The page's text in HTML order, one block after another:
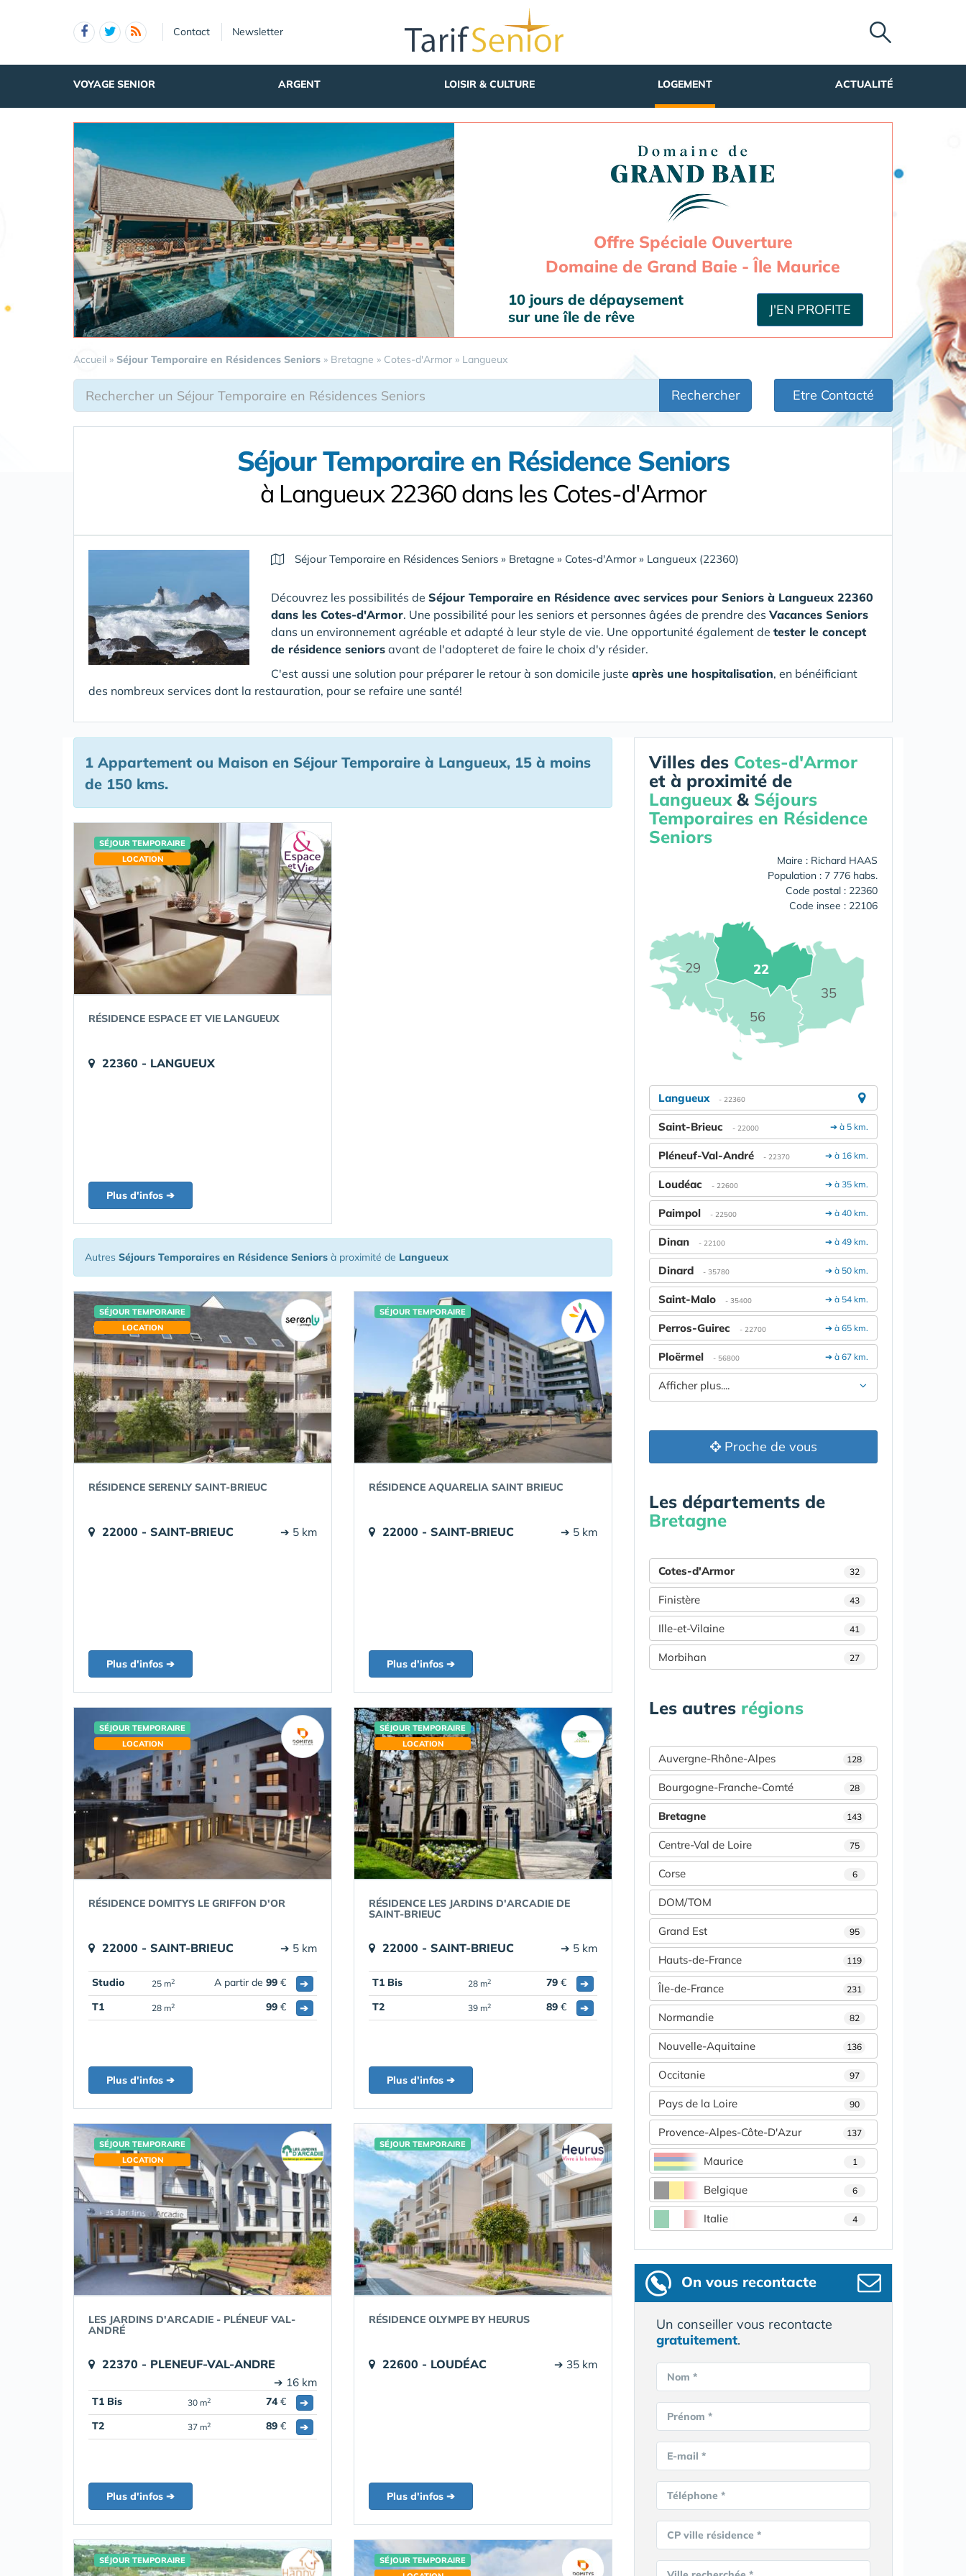
Contact Newsletter
VOYAGE SENIOR ARGENT LOISIR & CULTURE LOGEMENT ACTUALITÉ
Offre Spéciale Ouverture
Domaine de Grand Baie - Île Maurice
J'EN PROFITE
10 jours de dépaysement
sur une île de rêve
Accueil » Séjour Temporaire en Résidences Seniors » Bretagne » Cotes-d'Armor » Langueux
Rechercher Etre Contacté
Séjour Temporaire en Résidence Seniors
à Langueux 22360 dans les Cotes-d'Armor
Séjour Temporaire en Résidences Seniors » Bretagne » Cotes-d'Armor» Langueux (22360)
Découvrez les possibilités de Séjour Temporaire en Résidence avec services pour Seniors à Langueux 22360
dans les Cotes-d'Armor. Une possibilité pour les seniors et personnes âgées de prendre des Vacances Seniors
dans un environnement agréable et adapté à leur style de vie. Une opportunité également de tester le concept
de résidence seniors avant de l'adopteret de faire le choix d'y résider.
C'est aussi une solution pour préparer le retour à son domicile juste après une hospitalisation, en bénéificiant
des nombreux services dont la restauration, pour se refaire une santé!
1 Appartement ou Maison en Séjour Temporaire à Langueux, 15 à moins
de 150 kms.
SÉJOUR TEMPORAIRE
LOCATION
RÉSIDENCE ESPACE ET VIE LANGUEUX
22360 - LANGUEUX
Plus d'infos ➔
Autres Séjours Temporaires en Résidence Seniors à proximité de Langueux
SÉJOUR TEMPORAIRE
LOCATION
RÉSIDENCE SERENLY SAINT-BRIEUC
22000 - SAINT-BRIEUC ➔ 5 km
Plus d'infos ➔
SÉJOUR TEMPORAIRE
RÉSIDENCE AQUARELIA SAINT BRIEUC
22000 - SAINT-BRIEUC ➔ 5 km
Plus d'infos ➔
SÉJOUR TEMPORAIRE
LOCATION
RÉSIDENCE DOMITYS LE GRIFFON D'OR
22000 - SAINT-BRIEUC ➔ 5 km
Studio 25 m2 A partir de 99 €
➔
T1
28 m2 99 € ➔
Plus d'infos ➔
SÉJOUR TEMPORAIRE
LOCATION
RÉSIDENCE LES JARDINS D'ARCADIE DE
SAINT-BRIEUC
22000 - SAINT-BRIEUC ➔ 5 km
T1 Bis 28 m2 79 €
➔
T2
39 m2 89 € ➔
Plus d'infos ➔
SÉJOUR TEMPORAIRE
LOCATION
LES JARDINS D'ARCADIE - PLÉNEUF VAL-
ANDRÉ
22370 - PLENEUF-VAL-ANDRE
➔ 16 km
T1 Bis 30 m2 74€
➔
T2
37 m2 89 € ➔
Plus d'infos ➔
SÉJOUR TEMPORAIRE
RÉSIDENCE OLYMPE BY HEURUS
22600 - LOUDÉAC ➔ 35 km
Plus d'infos ➔
SÉJOUR TEMPORAIRE
SÉJOUR TEMPORAIRE
Villes des Cotes-d'Armor
et à proximité de
Langueux& Séjours
Temporaires en Résidence
Seniors
Maire : Richard HAAS
Population : 7 776 habs.
Code postal : 22360
Code insee : 22106
22
29
35
56
Langueux - 22360
➔ à 5 km.
Saint-Brieuc - 22000
➔ à 16 km.
Pléneuf-Val-André - 22370
➔ à 35 km.
Loudéac - 22600
➔ à 40 km.
Paimpol - 22500
➔ à 49 km.
Dinan - 22100
➔ à 50 km.
Dinard - 35780
➔ à 54 km.
Saint-Malo - 35400
➔ à 65 km.
Perros-Guirec - 22700
➔ à 67 km.
Ploërmel - 56800
Afficher plus....
Proche de vous
Les départements de
Bretagne
Cotes-d'Armor 32
Finistère 43
Ille-et-Vilaine 41
Morbihan 27
Les autres régions
Auvergne-Rhône-Alpes 128
Bourgogne-Franche-Comté 28
Bretagne 143
Centre-Val de Loire 75
Corse 6
DOM/TOM
Grand Est 95
Hauts-de-France 119
Île-de-France 231
Normandie 82
Nouvelle-Aquitaine 136
Occitanie 97
Pays de la Loire 90
Provence-Alpes-Côte-D'Azur 137
Maurice 1
Belgique 6
Italie 4
On vous recontacte
Un conseiller vous recontacte
gratuitement.
Nom *
Prénom *
E-mail *
Téléphone *
CP ville résidence *